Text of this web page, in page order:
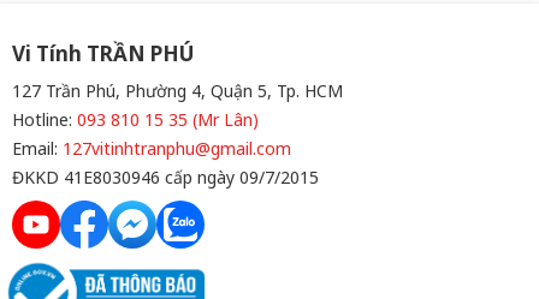
Độ ồn của máy bơm: 28 dBA
Màu sắc: BLACK
Vi Tính TRẦN PHÚ
127 Trần Phú, Phường 4, Quận 5, Tp. HCM
Hotline: 093 810 15 35 (Mr Lân)
Email: 127vitinhtranphu@gmail.com
ĐKKD 41E8030946 cấp ngày 09/7/2015